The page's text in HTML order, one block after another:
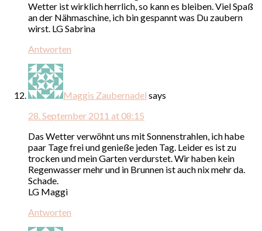
Wetter ist wirklich herrlich, so kann es bleiben. Viel Spaß
an der Nähmaschine, ich bin gespannt was Du zaubern
wirst. LG Sabrina
Antworten
Maggis Zaubernadel says
28. September 2011 at 08:15
Das Wetter verwöhnt uns mit Sonnenstrahlen, ich habe
paar Tage frei und genieße jeden Tag. Leider es ist zu
trocken und mein Garten verdurstet. Wir haben kein
Regenwasser mehr und in Brunnen ist auch nix mehr da.
Schade.
LG Maggi
Antworten